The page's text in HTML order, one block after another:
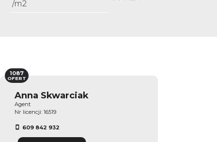
/m2
Anna Skwarciak
Agent
Nr licencji: 16519
609 842 932
1087
OFERT